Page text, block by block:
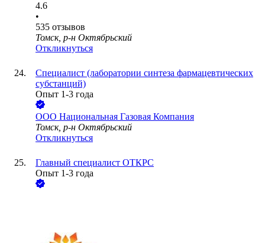
4.6
•
535 отзывов
Томск, р-н Октябрьский
Откликнуться
Специалист (лаборатории синтеза фармацевтических
субстанций)
Опыт 1-3 года
ООО Национальная Газовая Компания
Томск, р-н Октябрьский
Откликнуться
Главный специалист ОТКРС
Опыт 1-3 года